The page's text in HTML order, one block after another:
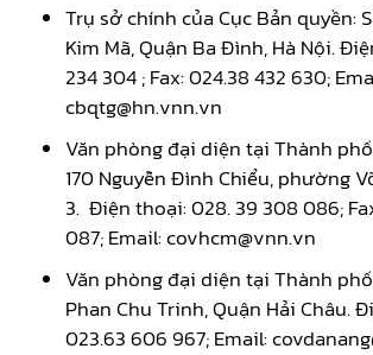
Trụ sở chính của Cục Bản quyền:
Kim Mã, Quận Ba Đình, Hà Nội.
234 304 ; Fax: 024.38 432 630;
cbqtg@hn.vnn.vn
Văn phòng đại diện tại Thành
170 Nguyễn Đình Chiểu, phường
3. Điện thoại: 028. 39 308 086;
087; Email: covhcm@vnn.vn
Văn phòng đại diện tại Thành
Phan Chu Trinh, Quận Hải Châu.
023.63 606 967; Email: